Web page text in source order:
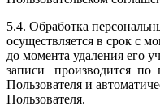
5.4. Обработка
осуществляется в срок с
до момента удаления его
записи производится по
Пользователя и
Пользователя.